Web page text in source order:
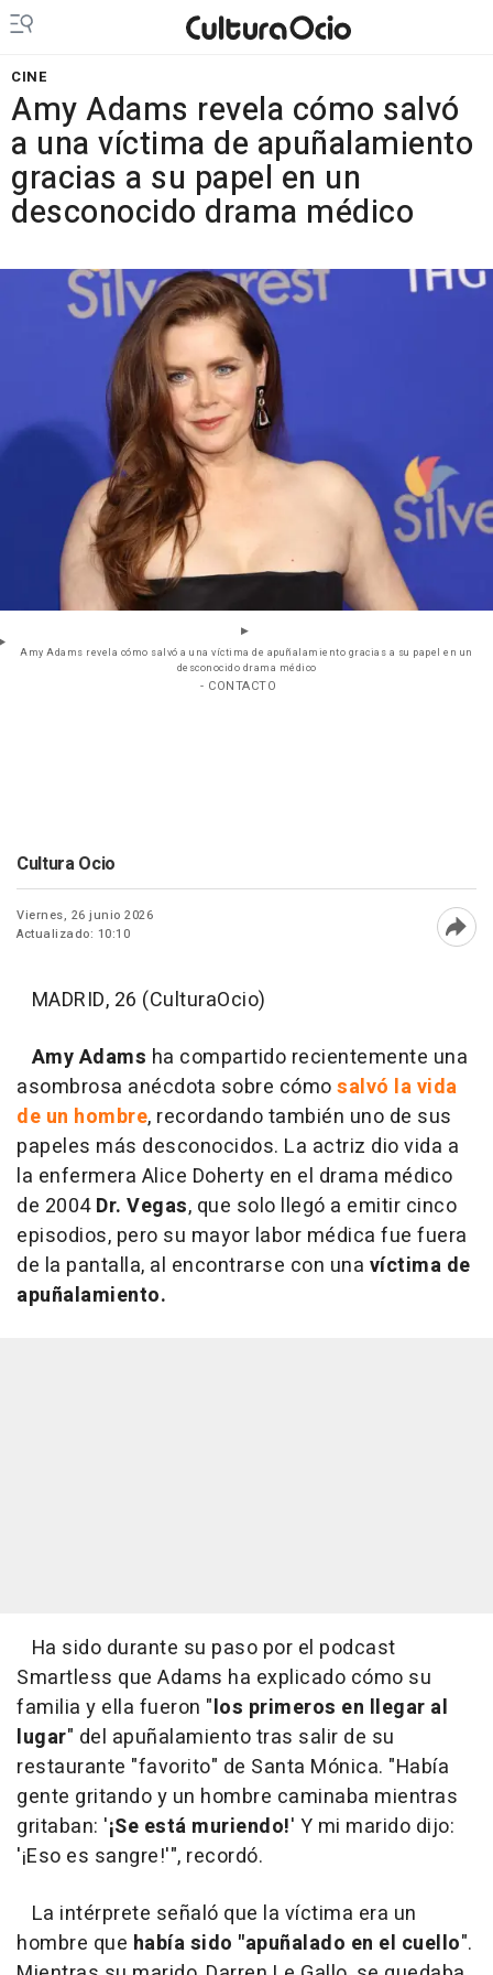
CINE
Amy Adams revela cómo salvó
a una víctima de apuñalamiento
gracias a su papel en un
desconocido drama médico
Amy Adams revela cómo salvó a una víctima de apuñalamiento gracias a su papel en un
desconocido drama médico
- CONTACTO
Cultura Ocio
Viernes, 26 junio 2026
Actualizado: 10:10
MADRID, 26 (CulturaOcio)
Amy Adams ha compartido recientemente una
asombrosa anécdota sobre cómosalvó la vida
de un hombre, recordando también uno de sus
papeles más desconocidos. La actriz dio vida a
la enfermera Alice Doherty en el drama médico
de 2004Dr. Vegas, que solo llegó a emitir cinco
episodios, pero su mayor labor médica fue fuera
de la pantalla, al encontrarse con una víctima de
apuñalamiento.
Ha sido durante su paso por el podcast
Smartless que Adams ha explicado cómo su
familia y ella fueron "los primeros en llegar al
lugar" del apuñalamiento tras salir de su
restaurante "favorito" de Santa Mónica. "Había
gente gritando y un hombre caminaba mientras
gritaban: '¡Se está muriendo!' Y mi marido dijo:
'¡Eso es sangre!'", recordó.
La intérprete señaló que la víctima era un
hombre que había sido "apuñalado en el cuello".